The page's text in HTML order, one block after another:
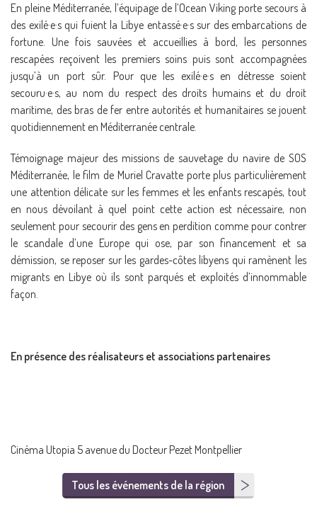
En pleine Méditerranée, l’équipage de l’Ocean Viking porte secours à
des exilé·e·s qui fuient la Libye entassé·e·s sur des embarcations de
fortune. Une fois sauvées et accueillies à bord, les personnes
rescapées reçoivent les premiers soins puis sont accompagnées
jusqu’à un port sûr. Pour que les exilé·e·s en détresse soient
secouru·e·s, au nom du respect des droits humains et du droit
maritime, des bras de fer entre autorités et humanitaires se jouent
quotidiennement en Méditerranée centrale.
Témoignage majeur des missions de sauvetage du navire de SOS
Méditerranée, le film de Muriel Cravatte porte plus particulièrement
une attention délicate sur les femmes et les enfants rescapés, tout
en nous dévoilant à quel point cette action est nécessaire, non
seulement pour secourir des gens en perdition comme pour contrer
le scandale d’une Europe qui ose, par son financement et sa
démission, se reposer sur les gardes-côtes libyens qui ramènent les
migrants en Libye où ils sont parqués et exploités d’innommable
façon.
En présence des réalisateurs et associations partenaires
Cinéma Utopia 5 avenue du Docteur Pezet Montpellier
Tous les événements de la région